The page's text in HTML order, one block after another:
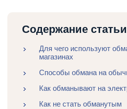
Содержание статьи
Для чего используют
магазинах
Способы обмана на
Как обманывают на
Как не стать обманутым